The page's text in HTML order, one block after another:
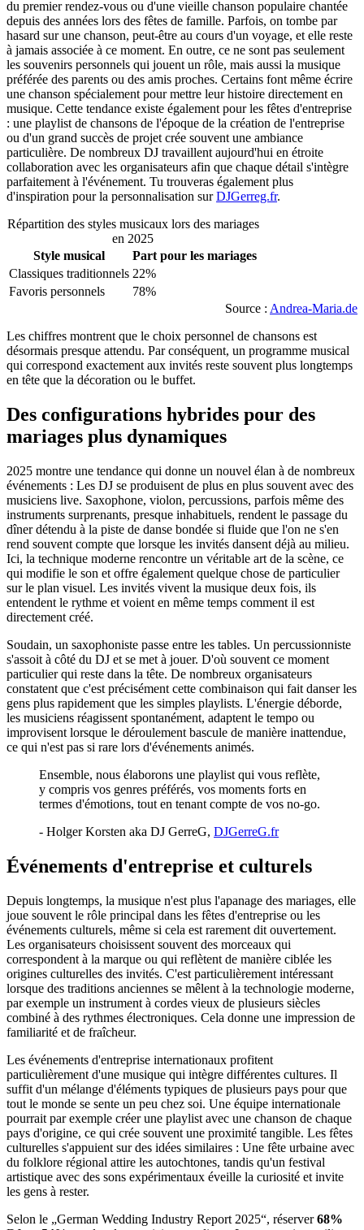
du premier rendez-vous ou d'une vieille chanson populaire chantée
depuis des années lors des fêtes de famille. Parfois, on tombe par
hasard sur une chanson, peut-être au cours d'un voyage, et elle reste
à jamais associée à ce moment. En outre, ce ne sont pas seulement
les souvenirs personnels qui jouent un rôle, mais aussi la musique
préférée des parents ou des amis proches. Certains font même écrire
une chanson spécialement pour mettre leur histoire directement en
musique. Cette tendance existe également pour les fêtes d'entreprise
: une playlist de chansons de l'époque de la création de l'entreprise
ou d'un grand succès de projet crée souvent une ambiance
particulière. De nombreux DJ travaillent aujourd'hui en étroite
collaboration avec les organisateurs afin que chaque détail s'intègre
parfaitement à l'événement. Tu trouveras également plus
d'inspiration pour la personnalisation surDJGerreg.fr.
Répartition des styles musicaux lors des mariages
en 2025
Style musical
Part pour les mariages
Classiques traditionnels 22%
Favoris personnels
78%
Source : Andrea-Maria.de
Les chiffres montrent que le choix personnel de chansons est
désormais presque attendu. Par conséquent, un programme musical
qui correspond exactement aux invités reste souvent plus longtemps
en tête que la décoration ou le buffet.
Des configurations hybrides pour des
mariages plus dynamiques
2025 montre une tendance qui donne un nouvel élan à de nombreux
événements : Les DJ se produisent de plus en plus souvent avec des
musiciens live. Saxophone, violon, percussions, parfois même des
instruments surprenants, presque inhabituels, rendent le passage du
dîner détendu à la piste de danse bondée si fluide que l'on ne s'en
rend souvent compte que lorsque les invités dansent déjà au milieu.
Ici, la technique moderne rencontre un véritable art de la scène, ce
qui modifie le son et offre également quelque chose de particulier
sur le plan visuel. Les invités vivent la musique deux fois, ils
entendent le rythme et voient en même temps comment il est
directement créé.
Soudain, un saxophoniste passe entre les tables. Un percussionniste
s'assoit à côté du DJ et se met à jouer. D'où souvent ce moment
particulier qui reste dans la tête. De nombreux organisateurs
constatent que c'est précisément cette combinaison qui fait danser les
gens plus rapidement que les simples playlists. L'énergie déborde,
les musiciens réagissent spontanément, adaptent le tempo ou
improvisent lorsque le déroulement bascule de manière inattendue,
ce qui n'est pas si rare lors d'événements animés.
Ensemble, nous élaborons une playlist qui vous reflète,
y compris vos genres préférés, vos moments forts en
termes d'émotions, tout en tenant compte de vos no-go.
- Holger Korsten aka DJ GerreG, DJGerreG.fr
Événements d'entreprise et culturels
Depuis longtemps, la musique n'est plus l'apanage des mariages, elle
joue souvent le rôle principal dans les fêtes d'entreprise ou les
événements culturels, même si cela est rarement dit ouvertement.
Les organisateurs choisissent souvent des morceaux qui
correspondent à la marque ou qui reflètent de manière ciblée les
origines culturelles des invités. C'est particulièrement intéressant
lorsque des traditions anciennes se mêlent à la technologie moderne,
par exemple un instrument à cordes vieux de plusieurs siècles
combiné à des rythmes électroniques. Cela donne une impression de
familiarité et de fraîcheur.
Les événements d'entreprise internationaux profitent
particulièrement d'une musique qui intègre différentes cultures. Il
suffit d'un mélange d'éléments typiques de plusieurs pays pour que
tout le monde se sente un peu chez soi. Une équipe internationale
pourrait par exemple créer une playlist avec une chanson de chaque
pays d'origine, ce qui crée souvent une proximité tangible. Les fêtes
culturelles s'appuient sur des idées similaires : Une fête urbaine avec
du folklore régional attire les autochtones, tandis qu'un festival
artistique avec des sons expérimentaux éveille la curiosité et invite
les gens à rester.
Selon le „German Wedding Industry Report 2025“, réserver68%